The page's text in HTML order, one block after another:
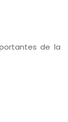
de la